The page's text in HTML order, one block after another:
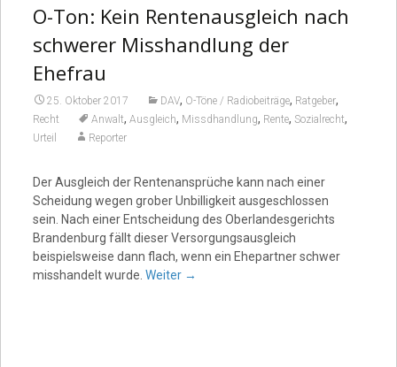
O-Ton: Kein Rentenausgleich nach
schwerer Misshandlung der
Ehefrau
25. Oktober 2017 DAV, O-Töne / Radiobeiträge, Ratgeber,
Recht Anwalt, Ausgleich, Missdhandlung, Rente, Sozialrecht,
Urteil Reporter
Der Ausgleich der Rentenansprüche kann nach einer
Scheidung wegen grober Unbilligkeit ausgeschlossen
sein. Nach einer Entscheidung des Oberlandesgerichts
Brandenburg fällt dieser Versorgungsausgleich
beispielsweise dann flach, wenn ein Ehepartner schwer
misshandelt wurde. Weiter →